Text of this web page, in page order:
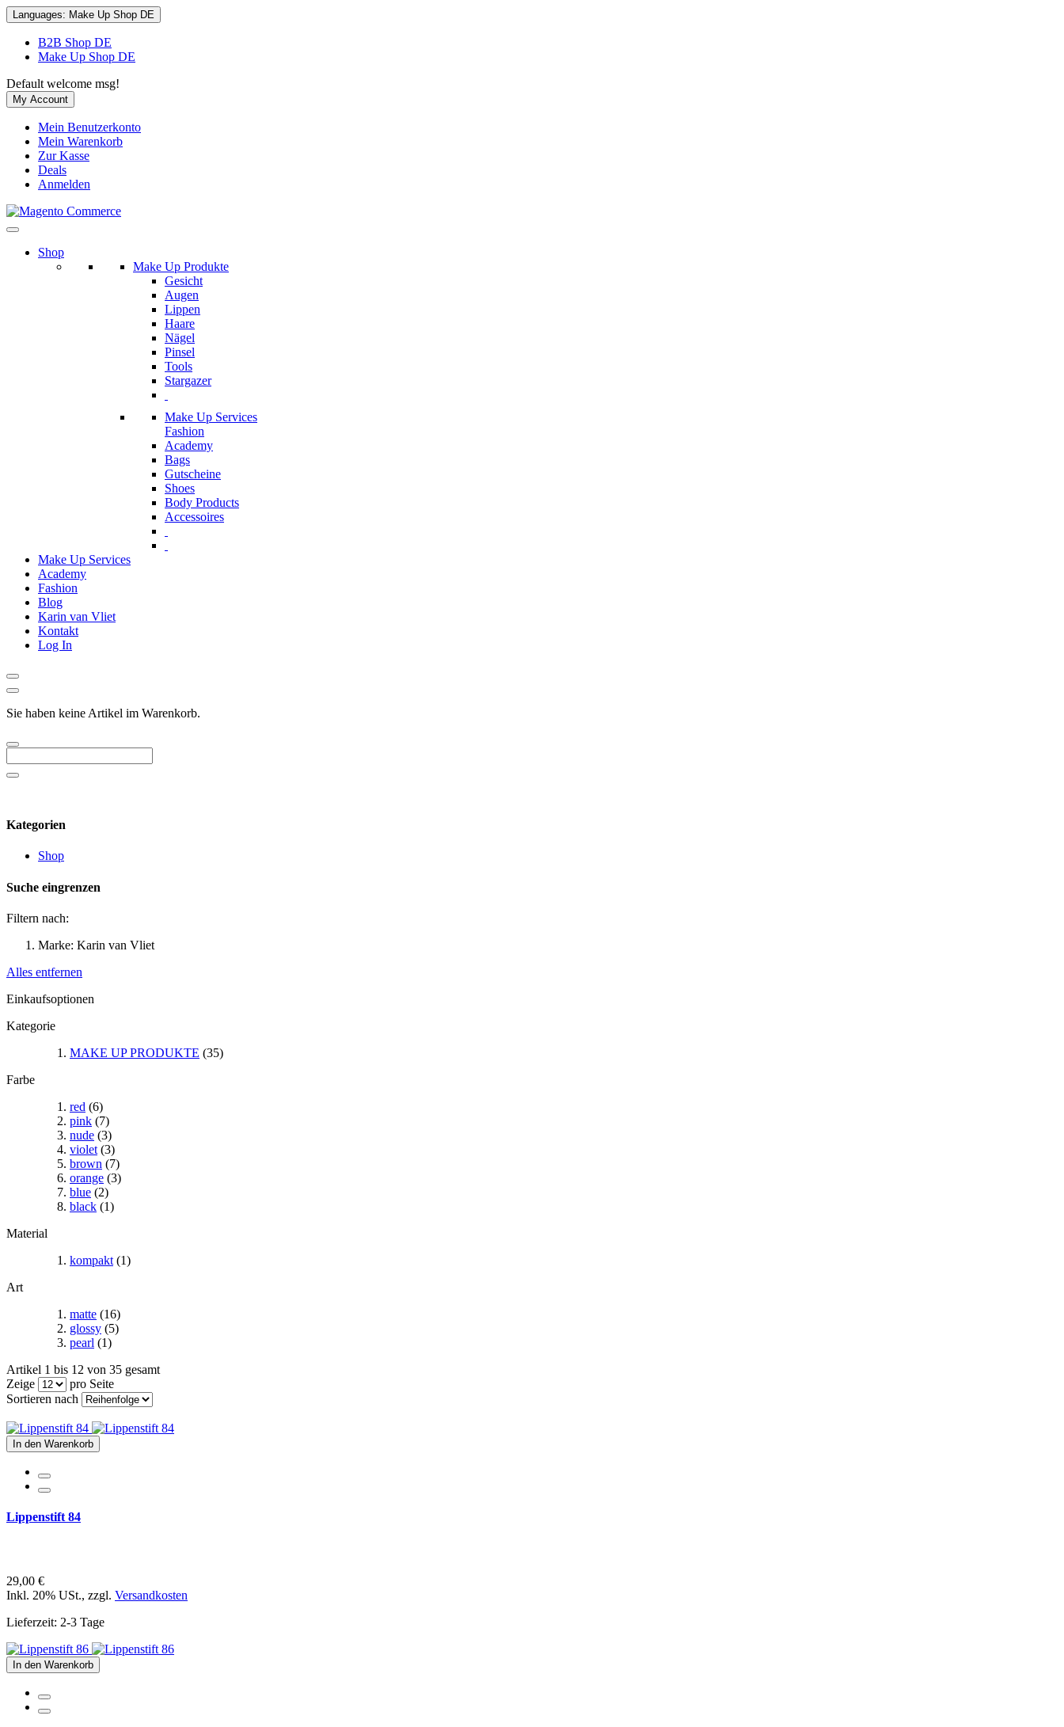
Languages: Make Up Shop DE
B2B Shop DE
Make Up Shop DE
Default welcome msg!
My Account
Mein Benutzerkonto
Mein Warenkorb
Zur Kasse
Deals
Anmelden
Shop
Make Up Produkte
Gesicht
Augen
Lippen
Haare
Nägel
Pinsel
Tools
Stargazer
Make Up Services
Fashion
Academy
Bags
Gutscheine
Shoes
Body Products
Accessoires
Make Up Services
Academy
Fashion
Blog
Karin van Vliet
Kontakt
Log In
Sie haben keine Artikel im Warenkorb.
Kategorien
Shop
Suche eingrenzen
Filtern nach:
Marke: Karin van Vliet
Alles entfernen
Einkaufsoptionen
Kategorie
MAKE UP PRODUKTE (35)
Farbe
red (6)
pink (7)
nude (3)
violet (3)
brown (7)
orange (3)
blue (2)
black (1)
Material
kompakt (1)
Art
matte (16)
glossy (5)
pearl (1)
Artikel 1 bis 12 von 35 gesamt
Zeige
pro Seite
Sortieren nach
In den Warenkorb
Lippenstift 84
29,00 €
Inkl. 20% USt., zzgl. Versandkosten
Lieferzeit: 2-3 Tage
In den Warenkorb